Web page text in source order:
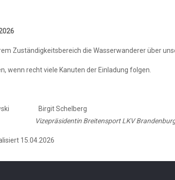
Zuständigkeitsbereich die Wasserwanderer über
wenn recht viele Kanuten der Einladung folgen.
Birgit Schelberg
Vizepräsidentin Breitensport LKV
15.04.2026